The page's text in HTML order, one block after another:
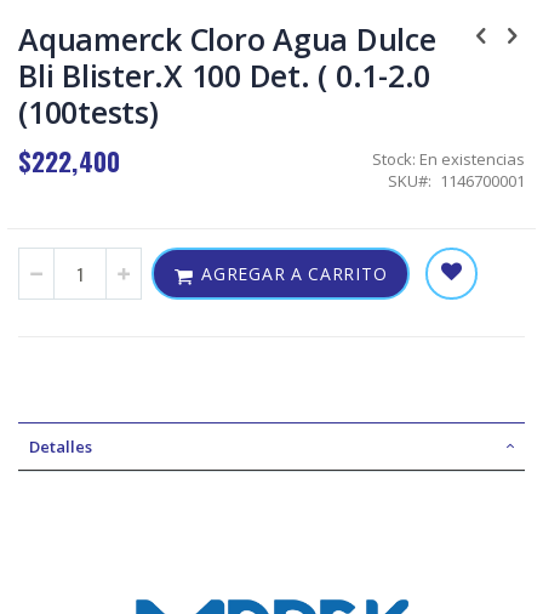
to
the
beginning
of
the
images
gallery
Aquamerck Cloro Agua Dulce
Bli Blister.X 100 Det. ( 0.1-2.0
(100tests)
$222,400 Stock: En existencias
SKU
1146700001
AGREGAR A CARRITO
Detalles